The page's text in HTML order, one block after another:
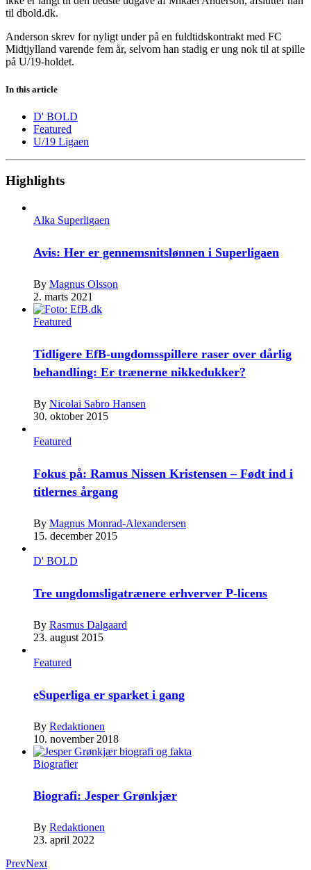
til dbold.dk.
Anderson skrev for nyligt under på en fuldtidskontrakt med FC
Midtjylland varende fem år, selvom han stadig er ung nok til at spille
på U/19-holdet.
In this article
D' BOLD
Featured
U/19 Ligaen
Highlights
Alka Superligaen
Avis: Her er gennemsnitslønnen i Superligaen
By Magnus Olsson
2. marts 2021
Featured
Tidligere EfB-ungdomsspillere raser over dårlig
behandling: Er trænerne nikkedukker?
By Nicolai Sabro Hansen
30. oktober 2015
Featured
Fokus på: Ramus Nissen Kristensen – Født ind i
titlernes årgang
By Magnus Monrad-Alexandersen
15. december 2015
D' BOLD
Tre ungdomsligatrænere erhverver P-licens
By Rasmus Dalgaard
23. august 2015
Featured
eSuperliga er sparket i gang
By Redaktionen
10. november 2018
Biografier
Biografi: Jesper Grønkjær
By Redaktionen
23. april 2022
PrevNext